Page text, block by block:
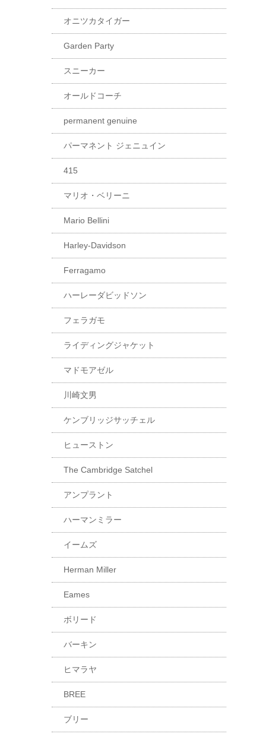
オニツカタイガー
Garden Party
スニーカー
オールドコーチ
permanent genuine
パーマネント ジェニュイン
415
マリオ・ベリーニ
Mario Bellini
Harley-Davidson
Ferragamo
ハーレーダビッドソン
フェラガモ
ライディングジャケット
マドモアゼル
川崎文男
ケンブリッジサッチェル
ヒューストン
The Cambridge Satchel
アンプラント
ハーマンミラー
イームズ
Herman Miller
Eames
ボリード
バーキン
ヒマラヤ
BREE
ブリー